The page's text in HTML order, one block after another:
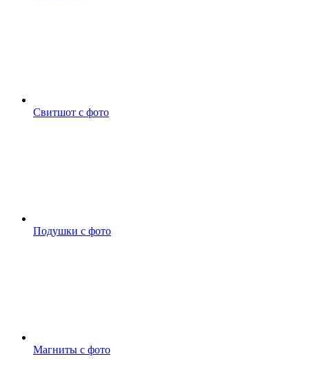
Свитшот с фото
Подушки с фото
Магниты с фото